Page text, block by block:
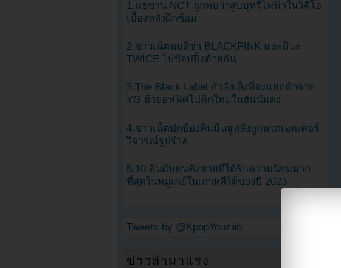
1.แฮชาน NCT ถูกพบว่าสูบบุหรี่ไฟฟ้าในวิดีโอ
เบื้องหลังฝึกซ้อม
2.ชาวเน็ตพบลิซ่า BLACKPINK และมินะ
TWICE ไปช้อปปิ้งด้วยกัน
3.The Black Label กำลังเล็งที่จะแยกตัวจาก
YG ย้ายอฟฟิศไปตึกใหม่ในฮันนัมดง
4.ชาวเน็ตปกป้องคิมมินจูหลังถูกพวกเฮดเตอร์
วิจารณ์รูปร่าง
5.10 อันดับคนดังชายที่ได้รับความนิยมมาก
ที่สุดในหมู่เกย์ในเกาหลีใต้ของปี 2023
Tweets by @KpopYouzab
ข่าวล่ามาแรง